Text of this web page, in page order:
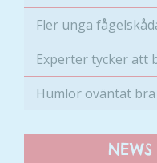
Fler unga
Experter tycker att
Humlor oväntat